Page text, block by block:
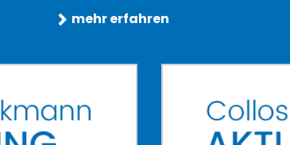
mehr erfahren